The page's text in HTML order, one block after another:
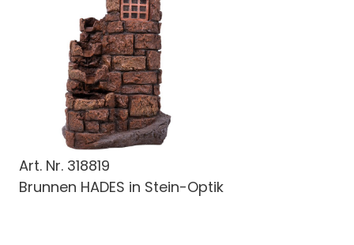
Art. Nr. 318819
Brunnen HADES in Stein-Optik